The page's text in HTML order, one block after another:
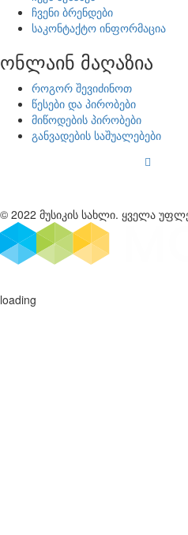
ჩვენი ბრენდები
საკონტაქტო ინფორმაცია
ონლაინ მაღაზია
როგორ შევიძინოთ
წესები და პირობები
მიწოდების პირობები
განვადების საშუალებები
© 2022 მუსიკის სახლი. ყველა
loading